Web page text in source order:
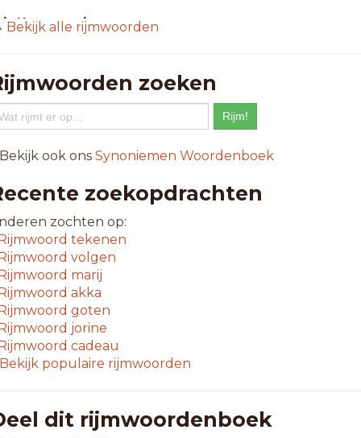
letterwoorden
casu
letterwoorden
letterwoorden
letterwoorden
Bekijk alle rijmwoorden
zoeken
ook ons Synoniemen Woordenboek
zoekopdrachten
zochten op:
tekenen
volgen
marij
akka
goten
jorine
cadeau
Bekijk populaire rijmwoorden
dit rijmwoordenboek